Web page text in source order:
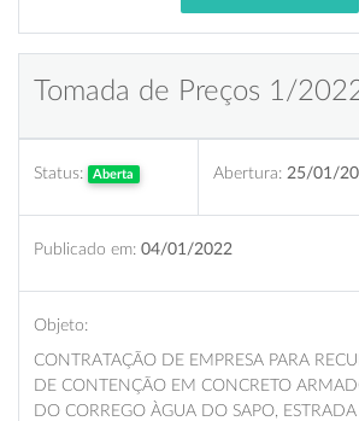
Tomada de Preços 1/
Status: Aberta Abertura: 25/01/
Publicado em: 04/01/2022
Objeto:
CONTRATAÇÃO DE EMPRESA PARA
DE CONTENÇÃO EM CONCRETO
DO CORREGO ÀGUA DO SAPO,